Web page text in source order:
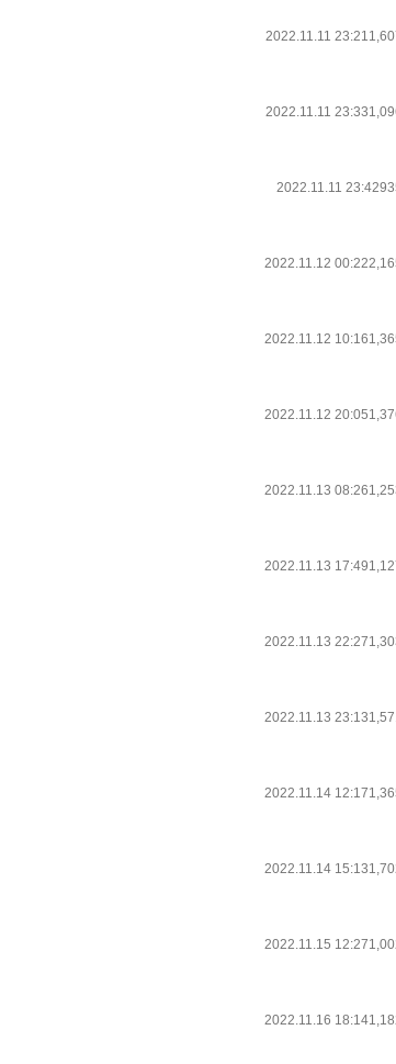
2022.11.11 23:21
2022.11.11 23:33
2022.11.11 23:42
2022.11.12 00:22
2022.11.12 10:16
2022.11.12 20:05
2022.11.13 08:26
2022.11.13 17:49
2022.11.13 22:27
2022.11.13 23:13
2022.11.14 12:17
2022.11.14 15:13
2022.11.15 12:27
2022.11.16 18:14